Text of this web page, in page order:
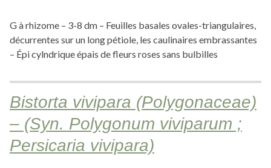
G à rhizome – 3-8 dm – Feuilles basales ovales-triangulaires,
décurrentes sur un long pétiole, les caulinaires embrassantes
– Épi cylndrique épais de fleurs roses sans bulbilles
Bistorta vivipara (Polygonaceae)
– (Syn. Polygonum viviparum ;
Persicaria vivipara)